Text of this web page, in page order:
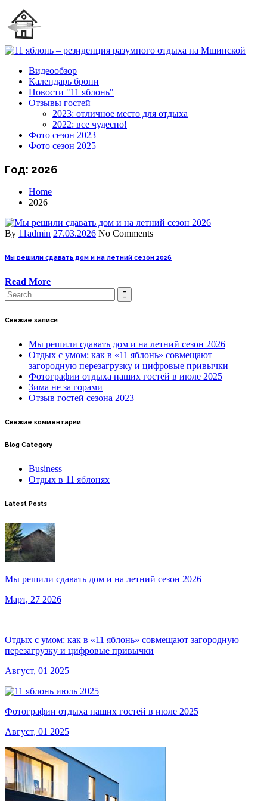
Видеообзор
Календарь брони
Новости "11 яблонь"
Отзывы гостей
2023: отличное место для отдыха
2022: все чудесно!
Фото сезон 2023
Фото сезон 2025
Год: 2026
Home
2026
By 11admin 27.03.2026 No Comments
Мы решили сдавать дом и на летний сезон 2026
Read More
Свежие записи
Мы решили сдавать дом и на летний сезон 2026
Отдых с умом: как в «11 яблонь» совмещают
загородную перезагрузку и цифровые привычки
Фотографии отдыха наших гостей в июле 2025
Зима не за горами
Отзыв гостей сезона 2023
Свежие комментарии
Blog Category
Business
Отдых в 11 яблонях
Latest Posts
Мы решили сдавать дом и на летний сезон 2026
Март, 27 2026
Отдых с умом: как в «11 яблонь» совмещают загородную
перезагрузку и цифровые привычки
Август, 01 2025
Фотографии отдыха наших гостей в июле 2025
Август, 01 2025